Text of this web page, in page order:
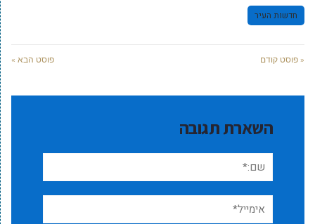
חדשות העיר
« פוסט קודם פוסט הבא »
השארת תגובה
שם:*
אימייל*